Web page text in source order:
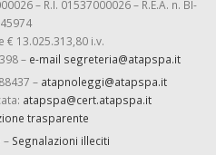
– R.I. 01537000026 – R.E.A. n. BI-
€ 13.025.313,80 i.v.
– e-mail segreteria@atapspa.it
– atapnoleggi@atapspa.it
atapspa@cert.atapspa.it
trasparente
– Segnalazioni illeciti